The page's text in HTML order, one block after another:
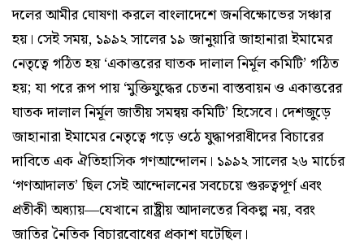
দলের আমীর ঘোষণা করলে বাংলাদেশে জনবিক্ষোভের সঞ্চার
হয়। সেই সময়, ১৯৯২ সালের ১৯ জানুয়ারি জাহানারা ইমামের
নেতৃত্বে গঠিত হয় ‘একাত্তরের ঘাতক দালাল নির্মূল কমিটি’ গঠিত
হয়; যা পরে রূপ পায় ‘মুক্তিযুদ্ধের চেতনা বাস্তবায়ন ও একাত্তরের
ঘাতক দালাল নির্মূল জাতীয় সমন্বয় কমিটি’ হিসেবে। দেশজুড়ে
জাহানারা ইমামের নেতৃত্বে গড়ে ওঠে যুদ্ধাপরাধীদের বিচারের
দাবিতে এক ঐতিহাসিক গণআন্দোলন। ১৯৯২ সালের ২৬ মার্চের
‘গণআদালত’ ছিল সেই আন্দোলনের সবচেয়ে গুরুত্বপূর্ণ এবং
প্রতীকী অধ্যায়—যেখানে রাষ্ট্রীয় আদালতের বিকল্প নয়, বরং
জাতির নৈতিক বিচারবোধের প্রকাশ ঘটেছিল।